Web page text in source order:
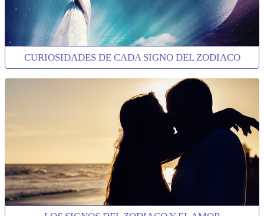
CURIOSIDADES DE CADA SIGNO DEL ZODIACO